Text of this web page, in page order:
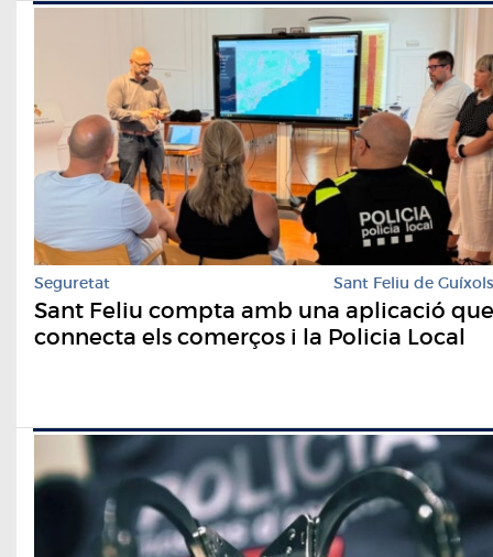
Seguretat Sant Feliu de Guíxols
Sant Feliu compta amb una aplicació que
connecta els comerços i la Policia Local